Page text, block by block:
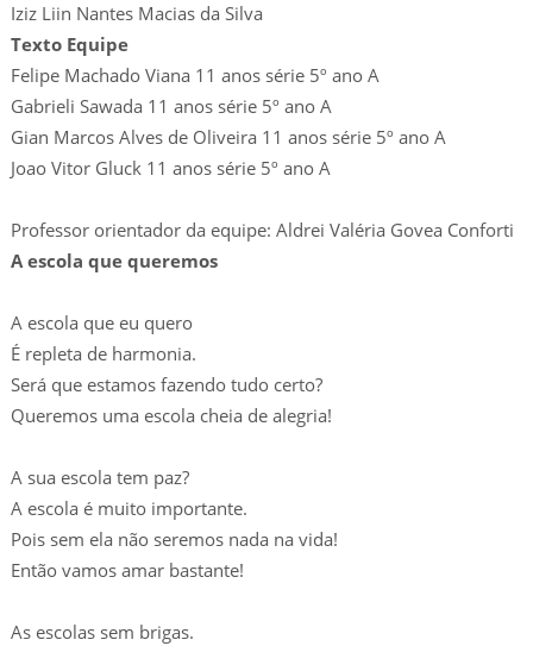
Iziz Liin Nantes Macias da Silva
Texto Equipe
Felipe Machado Viana 11 anos série 5º ano A
Gabrieli Sawada 11 anos série 5º ano A
Gian Marcos Alves de Oliveira 11 anos série 5º ano A
Joao Vitor Gluck 11 anos série 5º ano A
Professor orientador da equipe: Aldrei Valéria Govea Conforti
A escola que queremos
A escola que eu quero
É repleta de harmonia.
Será que estamos fazendo tudo certo?
Queremos uma escola cheia de alegria!
A sua escola tem paz?
A escola é muito importante.
Pois sem ela não seremos nada na vida!
Então vamos amar bastante!
As escolas sem brigas.